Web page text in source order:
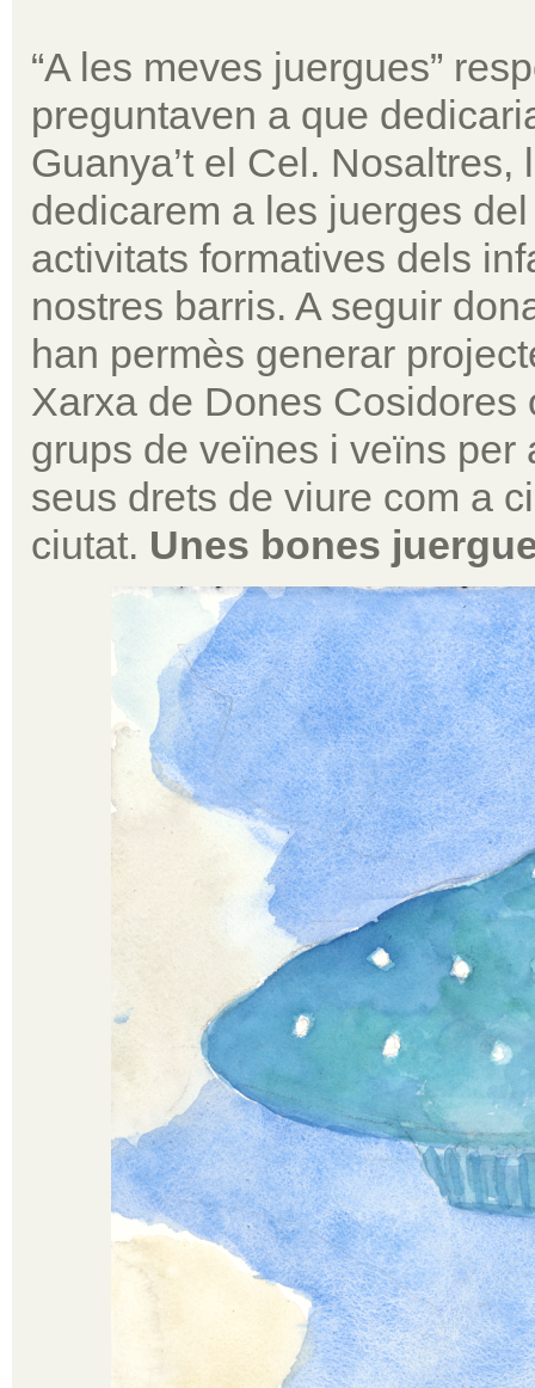
“A les meves juergues”
preguntaven a que
Guanya’t el Cel.
dedicarem a les juerges
activitats formatives dels
nostres barris. A seguir
han permès generar
Xarxa de Dones
grups de veïnes i veïns per
seus drets de viure com a
ciutat. Unes bones